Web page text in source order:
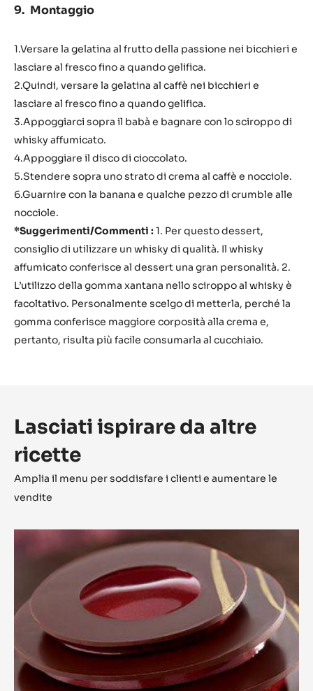
Montaggio
1.Versare la gelatina al frutto della passione nei bicchieri e
lasciare al fresco fino a quando gelifica.
2.Quindi, versare la gelatina al caffè nei bicchieri e
lasciare al fresco fino a quando gelifica.
3.Appoggiarci sopra il babà e bagnare con lo sciroppo di
whisky affumicato.
4.Appoggiare il disco di cioccolato.
5.Stendere sopra uno strato di crema al caffè e nocciole.
6.Guarnire con la banana e qualche pezzo di crumble alle
nocciole.
*Suggerimenti/Commenti :1. Per questo dessert,
consiglio di utilizzare un whisky di qualità. Il whisky
affumicato conferisce al dessert una gran personalità. 2.
L’utilizzo della gomma xantana nello sciroppo al whisky è
facoltativo. Personalmente scelgo di metterla, perché la
gomma conferisce maggiore corposità alla crema e,
pertanto, risulta più facile consumarla al cucchiaio.
Lasciati ispirare da altre
ricette
Amplia il menu per soddisfare i clienti e aumentare le
vendite
L'Alto